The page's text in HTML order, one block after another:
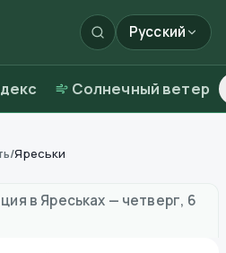
Русский
Солнечный ветер
/Яреськи
в Яреськах — четверг, 6